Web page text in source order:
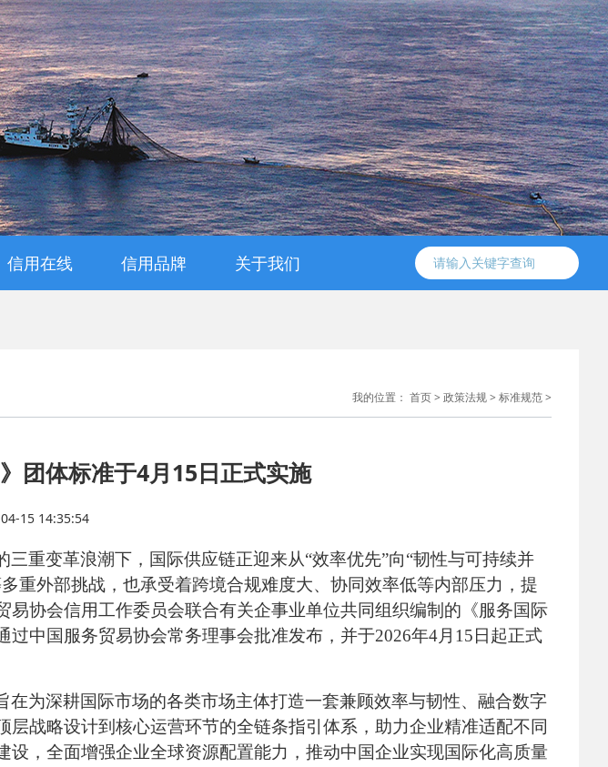
信用在线 信用品牌 关于我们
我的位置： 首页> 政策法规> 标准规范>
团体标准于4月15日正式实施
15 14:35:54
重变革浪潮下，国际供应链正迎来从“效率优先”向“韧性与可持续并
重外部挑战，也承受着跨境合规难度大、协同效率低等内部压力，提
协会信用工作委员会联合有关企事业单位共同组织编制的《服务国际
中国服务贸易协会常务理事会批准发布，并于2026年4月15日起正式
为深耕国际市场的各类市场主体打造一套兼顾效率与韧性、融合数字
战略设计到核心运营环节的全链条指引体系，助力企业精准适配不同
，全面增强企业全球资源配置能力，推动中国企业实现国际化高质量